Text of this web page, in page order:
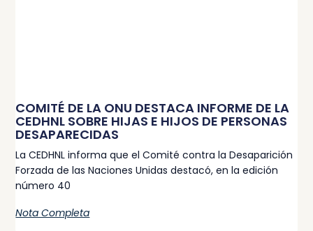
COMITÉ DE LA ONU DESTACA INFORME DE LA
CEDHNL SOBRE HIJAS E HIJOS DE PERSONAS
DESAPARECIDAS
La CEDHNL informa que el Comité contra la Desaparición
Forzada de las Naciones Unidas destacó, en la edición
número 40
Nota Completa